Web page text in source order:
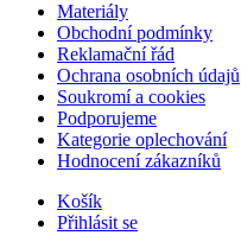
Materiály
Obchodní podmínky
Reklamační řád
Ochrana osobních údajů
Soukromí a cookies
Podporujeme
Kategorie oplechování
Hodnocení zákazníků
Košík
Přihlásit se